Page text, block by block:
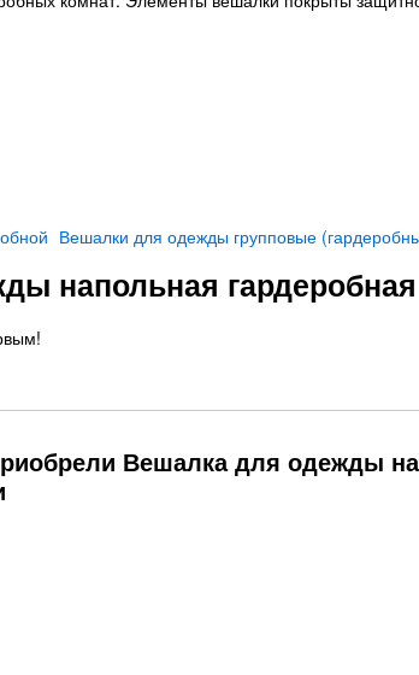
Вешалки для одежды групповые
напольная
Вешалка для одежды